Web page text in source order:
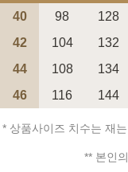
페이코 ID로 페
40 98 128
42
104 132
44
108 134
46
116 144
* 상품사이즈 치수는 재
** 본인